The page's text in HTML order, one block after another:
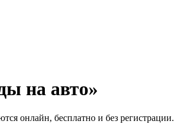
на авто»
онлайн, бесплатно и без регистрации.